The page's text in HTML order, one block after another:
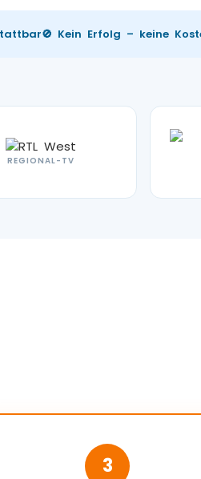
🚫 Kein Erfolg – keine
REGIONAL-TV
3